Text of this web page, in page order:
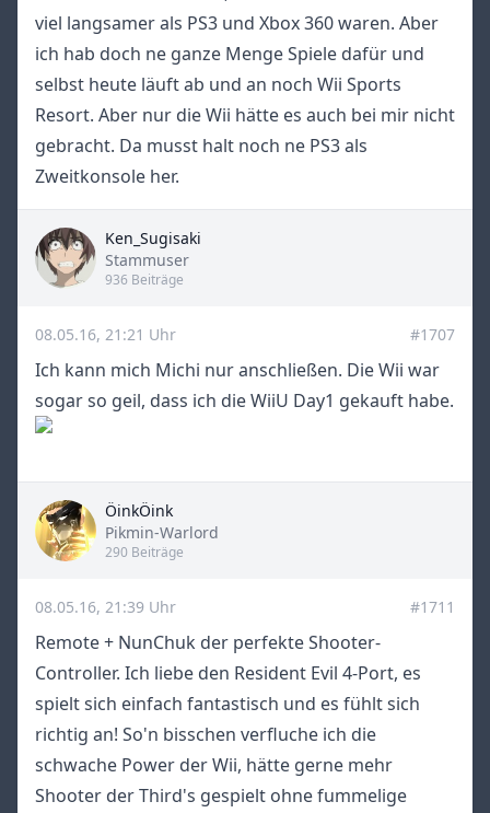
viel langsamer als PS3 und Xbox 360 waren. Aber
ich hab doch ne ganze Menge Spiele dafür und
selbst heute läuft ab und an noch Wii Sports
Resort. Aber nur die Wii hätte es auch bei mir nicht
gebracht. Da musst halt noch ne PS3 als
Zweitkonsole her.
Ken_Sugisaki
Title
Stammuser
936 Beiträge
08.05.16, 21:21 Uhr #1707
Ich kann mich Michi nur anschließen. Die Wii war
sogar so geil, dass ich die WiiU Day1 gekauft habe.
ÖinkÖink
Title
Pikmin-Warlord
290 Beiträge
08.05.16, 21:39 Uhr #1711
Remote + NunChuk der perfekte Shooter-
Controller. Ich liebe den Resident Evil 4-Port, es
spielt sich einfach fantastisch und es fühlt sich
richtig an! So'n bisschen verfluche ich die
schwache Power der Wii, hätte gerne mehr
Shooter der Third's gespielt ohne fummelige